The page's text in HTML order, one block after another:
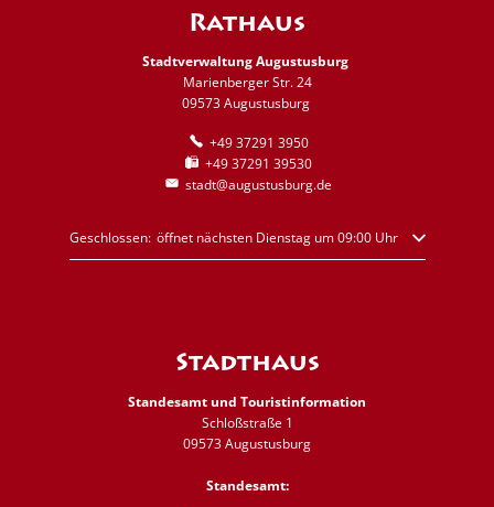
Rathaus
Stadtverwaltung Augustusburg
Marienberger Str. 24
09573 Augustusburg
+49 37291 3950
+49 37291 39530
stadt@augustusburg.de
Klicken, um weitere Öffnungs- oder Schließzeiten auszublenden
Geschlossen: öffnet nächsten Dienstag um 09:00 Uhr
Stadthaus
Standesamt und Touristinformation
Schloßstraße 1
09573 Augustusburg
Standesamt: